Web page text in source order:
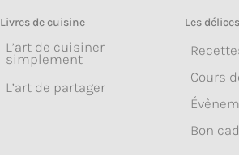
Livres de cuisine
L’art de cuisiner
simplement
L’art de partager
Les
Cours
Bon